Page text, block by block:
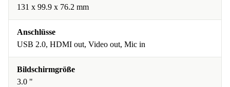
131 x 99.9 x 76.2 mm
Anschlüsse
USB 2.0, HDMI out, Video out, Mic in
Bildschirmgröße
3.0 "